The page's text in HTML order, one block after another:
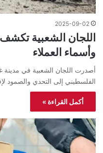
2025-09-02
اللجان الشعبية
وأسماء العملاء
أصدرت اللجان الشعبية في مدينة
الفلسطيني إلى التحدي والصمود
أكمل القراءة »